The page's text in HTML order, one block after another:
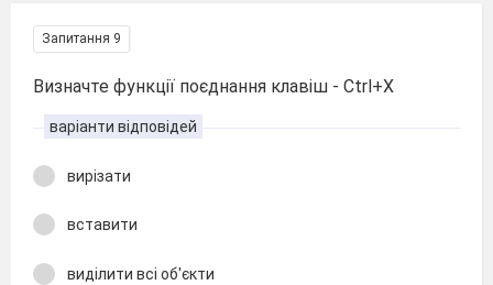
Запитання 9
Визначте функції поєднання клавіш - Ctrl+X
варіанти відповідей
вирізати
вставити
виділити всі об'єкти